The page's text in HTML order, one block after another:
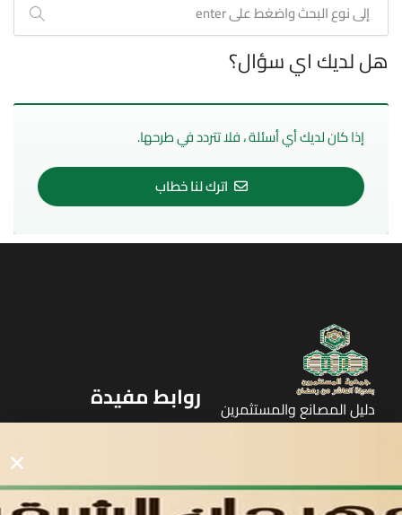
هل لديك اي سؤال؟
إذا كان لديك أي أسئلة ، فلا تتردد في طرحها.
اترك لنا خطاب
دليل المصانع والمستثمرين
روابط مفيدة
الرئيسيه
لوحه التحكم